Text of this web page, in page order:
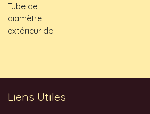
Tube de
diamètre
extérieur de
Liens Utiles